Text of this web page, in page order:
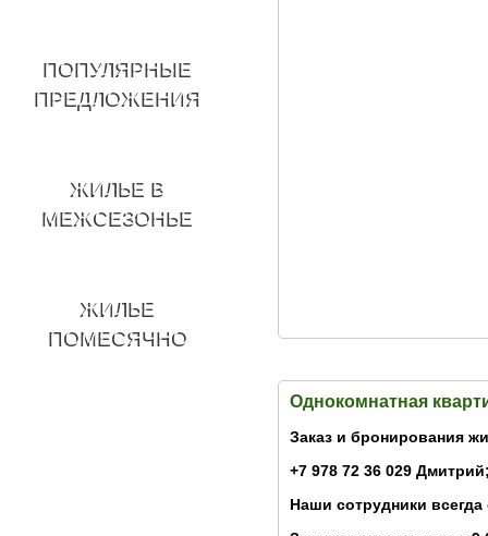
Однокомнатная
Заказ и бронирования
+7 978 72 36 029
Наши сотрудники
ПОПУЛЯРНЫЕ
ПРЕДЛОЖЕНИЯ
ЖИЛЬЕ В
МЕЖСЕЗОНЬЕ
ЖИЛЬЕ
ПОМЕСЯЧНО